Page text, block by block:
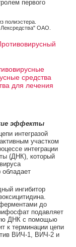
первого
полиэстера.
Лексредства" ОАО.
средства
для лечения
эффекты
интегразой
участком
интеграции
(ДНК), который
ингибитор
до
подавляет
ДНК с помощью
к терминации цепи
ВИЧ-1, ВИЧ-2 и